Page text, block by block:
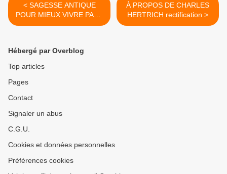
< SAGESSE ANTIQUE
POUR MIEUX VIVRE PART
VIII
À PROPOS DE CHARLES
HERTRICH rectification >
Hébergé par Overblog
Top articles
Pages
Contact
Signaler un abus
C.G.U.
Cookies et données personnelles
Préférences cookies